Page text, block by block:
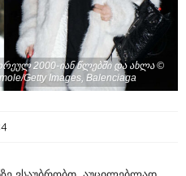
2000-იან წლებში და ახლა ©
Getty Images, Balenciaga